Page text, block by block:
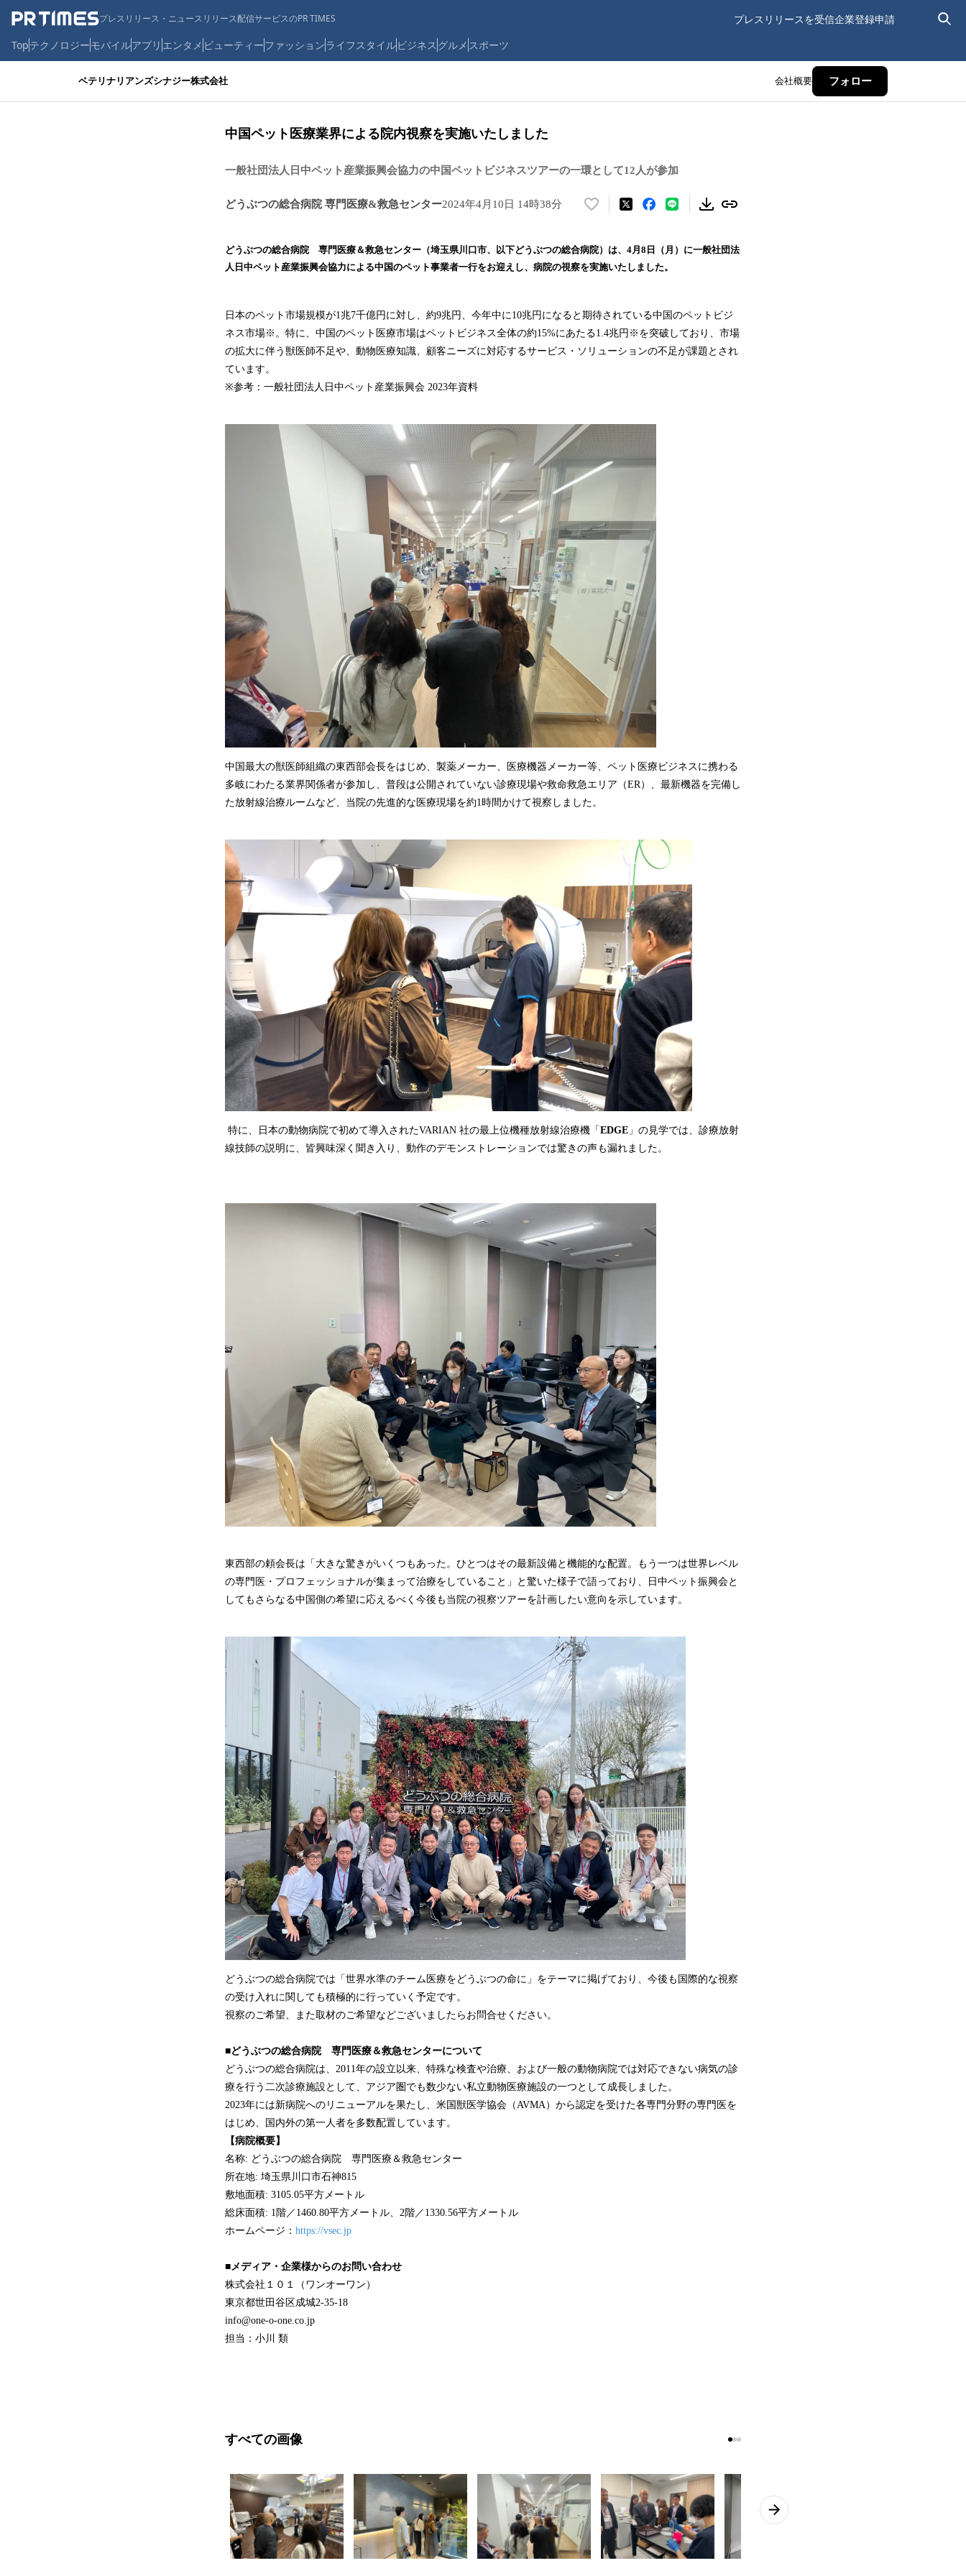
プレスリリース・ニュースリリース配信サービスのPR TIMES プレスリリースを受信企業登録申請
Topテクノロジーモバイルアプリ エンタメ ビューティーファッションライフスタイルビジネス グルメ スポーツ
ベテリナリアンズシナジー株式会社 会社概要 フォロー
中国ペット医療業界による院内視察を実施いたしました
一般社団法人日中ペット産業振興会協力の中国ペットビジネスツアーの一環として12人が参加
どうぶつの総合病院 専門医療&救急センター2024年4月10日 14時38分
い
！
数
み
込
み
どうぶつの総合病院 専門医療＆救急センター（埼玉県川口市、以下どうぶつの総合病院）は、4月8日（月）に一般社団法
人日中ペット産業振興会協力による中国のペット事業者一行をお迎えし、病院の視察を実施いたしました。
日本のペット市場規模が1兆7千億円に対し、約9兆円、今年中に10兆円になると期待されている中国のペットビジ
ネス市場※。特に、中国のペット医療市場はペットビジネス全体の約15%にあたる1.4兆円※を突破しており、市場
の拡大に伴う獣医師不足や、動物医療知識、顧客ニーズに対応するサービス・ソリューションの不足が課題とされ
ています。
※参考：一般社団法人日中ペット産業振興会 2023年資料
中国最大の獣医師組織の東西部会長をはじめ、製薬メーカー、医療機器メーカー等、ペット医療ビジネスに携わる
多岐にわたる業界関係者が参加し、普段は公開されていない診療現場や救命救急エリア（ER）、最新機器を完備し
た放射線治療ルームなど、当院の先進的な医療現場を約1時間かけて視察しました。
特に、日本の動物病院で初めて導入されたVARIAN 社の最上位機種放射線治療機「 EDGE 」の見学では、診療放射
線技師の説明に、皆興味深く聞き入り、動作のデモンストレーションでは驚きの声も漏れました。
東西部の頼会長は「大きな驚きがいくつもあった。ひとつはその最新設備と機能的な配置。もう一つは世界レベル
の専門医・プロフェッショナルが集まって治療をしていること」と驚いた様子で語っており、日中ペット振興会と
してもさらなる中国側の希望に応えるべく今後も当院の視察ツアーを計画したい意向を示しています。
どうぶつの総合病院では「世界水準のチーム医療をどうぶつの命に」をテーマに掲げており、今後も国際的な視察
の受け入れに関しても積極的に行っていく予定です。
視察のご希望、また取材のご希望などございましたらお問合せください。
■どうぶつの総合病院 専門医療＆救急センターについて
どうぶつの総合病院は、2011年の設立以来、特殊な検査や治療、および一般の動物病院では対応できない病気の診
療を行う二次診療施設として、アジア圏でも数少ない私立動物医療施設の一つとして成長しました。
2023年には新病院へのリニューアルを果たし、米国獣医学協会（AVMA）から認定を受けた各専門分野の専門医を
はじめ、国内外の第一人者を多数配置しています。
【病院概要】
名称: どうぶつの総合病院 専門医療＆救急センター
所在地: 埼玉県川口市石神815
敷地面積: 3105.05平方メートル
総床面積: 1階／1460.80平方メートル、2階／1330.56平方メートル
ホームページ： https://vsec.jp
■メディア・企業様からのお問い合わせ
株式会社１０１（ワンオーワン）
東京都世田谷区成城2-35-18
info@one-o-one.co.jp
担当：小川 類
すべての画像